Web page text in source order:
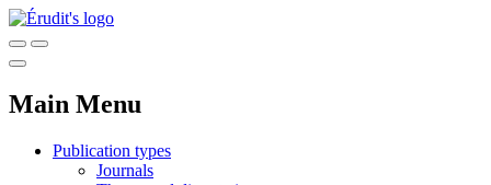
Main Menu
Publication types
Journals